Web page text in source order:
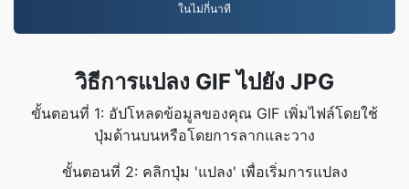
ในไม่กี่นาที
วิธีการแปลง GIF ไปยัง JPG
ขั้นตอนที่ 1: อัปโหลดข้อมูลของคุณ GIF เพิ่มไฟล์โดยใช้
ปุ่มด้านบนหรือโดยการลากและวาง
ขั้นตอนที่ 2: คลิกปุ่ม 'แปลง' เพื่อเริ่มการแปลง